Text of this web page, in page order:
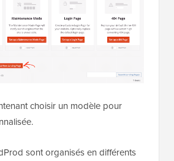
choisir un modèle pour
sont organisés en différents